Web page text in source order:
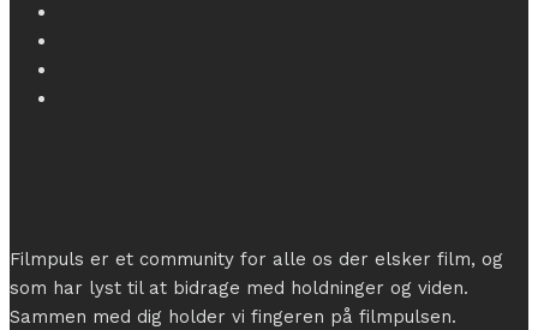
Filmpuls er et community for alle os der elsker film, og
som har lyst til at bidrage med holdninger og viden.
Sammen med dig holder vi fingeren på filmpulsen.